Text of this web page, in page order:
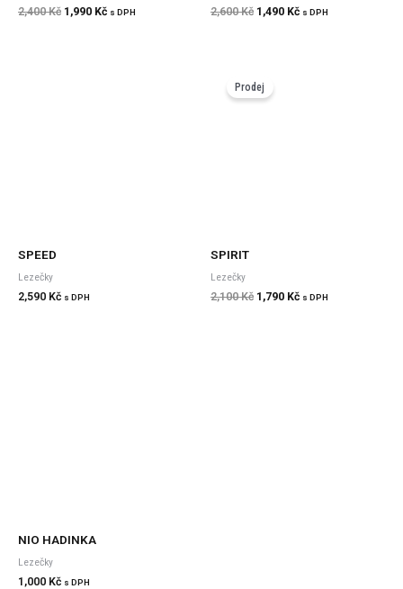
2,400Kč 1,990 Kč s DPH
2,600Kč 1,490 Kč s DPH
SPEED
Lezečky
2,590 Kč s DPH
Prodej
SPIRIT
Lezečky
2,100Kč
cena
byla:
1,790 Kč s DPH
NIO HADINKA
Lezečky
1,000 Kč s DPH